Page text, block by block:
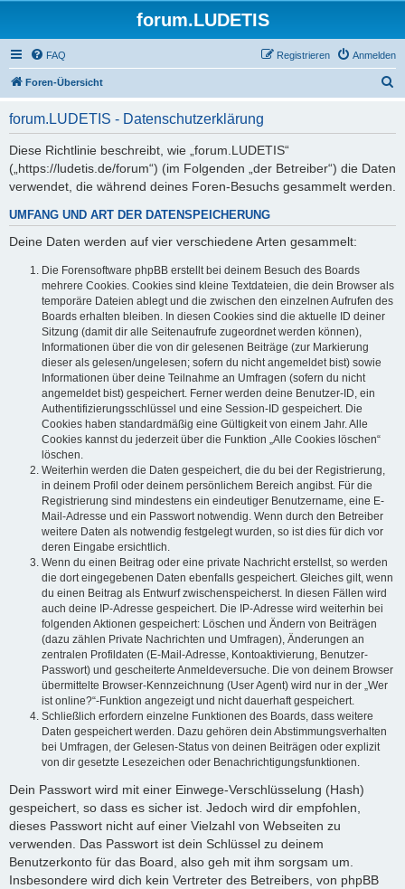
forum.LUDETIS
FAQ Anmelden
Registrieren
Foren-Übersicht
forum.LUDETIS - Datenschutzerklärung
Diese Richtlinie beschreibt, wie „forum.LUDETIS“
(„https://ludetis.de/forum“) (im Folgenden „der Betreiber“) die Daten
verwendet, die während deines Foren-Besuchs gesammelt werden.
UMFANG UND ART DER DATENSPEICHERUNG
Deine Daten werden auf vier verschiedene Arten gesammelt:
Die Forensoftware phpBB erstellt bei deinem Besuch des Boards
mehrere Cookies. Cookies sind kleine Textdateien, die dein Browser als
temporäre Dateien ablegt und die zwischen den einzelnen Aufrufen des
Boards erhalten bleiben. In diesen Cookies sind die aktuelle ID deiner
Sitzung (damit dir alle Seitenaufrufe zugeordnet werden können),
Informationen über die von dir gelesenen Beiträge (zur Markierung
dieser als gelesen/ungelesen; sofern du nicht angemeldet bist) sowie
Informationen über deine Teilnahme an Umfragen (sofern du nicht
angemeldet bist) gespeichert. Ferner werden deine Benutzer-ID, ein
Authentifizierungsschlüssel und eine Session-ID gespeichert. Die
Cookies haben standardmäßig eine Gültigkeit von einem Jahr. Alle
Cookies kannst du jederzeit über die Funktion „Alle Cookies löschen“
löschen.
Weiterhin werden die Daten gespeichert, die du bei der Registrierung,
in deinem Profil oder deinem persönlichem Bereich angibst. Für die
Registrierung sind mindestens ein eindeutiger Benutzername, eine E-
Mail-Adresse und ein Passwort notwendig. Wenn durch den Betreiber
weitere Daten als notwendig festgelegt wurden, so ist dies für dich vor
deren Eingabe ersichtlich.
Wenn du einen Beitrag oder eine private Nachricht erstellst, so werden
die dort eingegebenen Daten ebenfalls gespeichert. Gleiches gilt, wenn
du einen Beitrag als Entwurf zwischenspeicherst. In diesen Fällen wird
auch deine IP-Adresse gespeichert. Die IP-Adresse wird weiterhin bei
folgenden Aktionen gespeichert: Löschen und Ändern von Beiträgen
(dazu zählen Private Nachrichten und Umfragen), Änderungen an
zentralen Profildaten (E-Mail-Adresse, Kontoaktivierung, Benutzer-
Passwort) und gescheiterte Anmeldeversuche. Die von deinem Browser
übermittelte Browser-Kennzeichnung (User Agent) wird nur in der „Wer
ist online?“-Funktion angezeigt und nicht dauerhaft gespeichert.
Schließlich erfordern einzelne Funktionen des Boards, dass weitere
Daten gespeichert werden. Dazu gehören dein Abstimmungsverhalten
bei Umfragen, der Gelesen-Status von deinen Beiträgen oder explizit
von dir gesetzte Lesezeichen oder Benachrichtigungsfunktionen.
Dein Passwort wird mit einer Einwege-Verschlüsselung (Hash)
gespeichert, so dass es sicher ist. Jedoch wird dir empfohlen,
dieses Passwort nicht auf einer Vielzahl von Webseiten zu
verwenden. Das Passwort ist dein Schlüssel zu deinem
Benutzerkonto für das Board, also geh mit ihm sorgsam um.
Insbesondere wird dich kein Vertreter des Betreibers, von phpBB